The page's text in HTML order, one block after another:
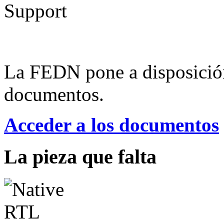
La FEDN pone a
documentos.
Acceder a los documentos
La pieza que falta